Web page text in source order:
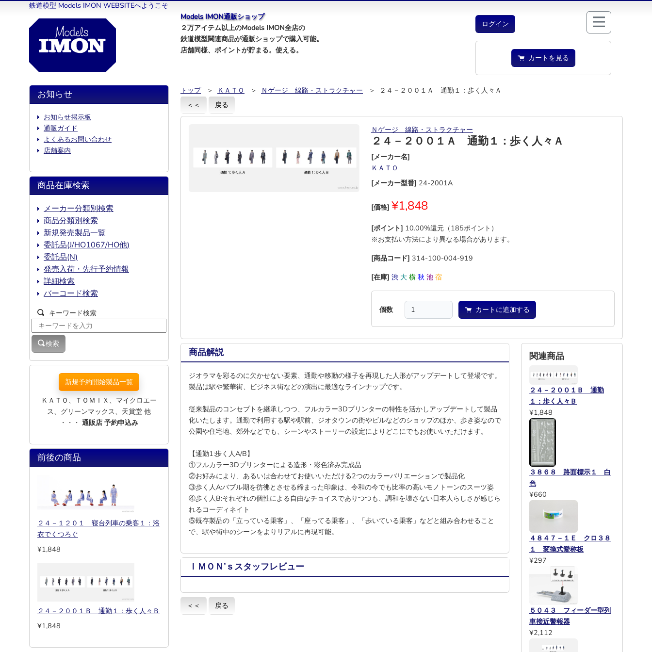
鉄道模型 Models IMON WEBSITEへようこそ
Models IMON通販ショップ
２万アイテム以上のModels IMON全店の
鉄道模型関連商品が通販ショップで購入可能。
店舗同様、ポイントが貯まる。使える。
ログイン
カートを見る
トップ ＞ ＫＡＴＯ ＞ Ｎゲージ 線路・ストラクチャー
＞ ２４－２００１Ａ 通勤１：歩く人々Ａ
＜＜
戻る
Ｎゲージ 線路・ストラクチャー
２４－２００１Ａ 通勤１：歩く人々Ａ
[メーカー名]
ＫＡＴＯ
[メーカー型番] 24-2001A
[価格] ¥1,848
[ポイント] 10.00%還元（185ポイント）
※お支払い方法により異なる場合があります。
[商品コード] 314-100-004-919
[在庫] 渋 大 横 秋 池 宿
個数 カートに追加する
商品解説
ジオラマを彩るのに欠かせない要素、通勤や移動の様子を再現した人形がアップデートして登場です。
製品は駅や繁華街、ビジネス街などの演出に最適なラインナップです。
従来製品のコンセプトを継承しつつ、フルカラー3Dプリンターの特性を活かしアップデートして製品
化いたします。通勤で利用する駅や駅前、ジオタウンの街やビルなどのショップのほか、歩き姿なので
公園や住宅地、郊外などでも、シーンやストーリーの設定によりどこにでもお使いいただけます。
【通勤1:歩く人A/B】
①フルカラー3Dプリンターによる造形・彩色済み完成品
②お好みにより、あるいは合わせてお使いいただける2つのカラーバリエーションで製品化
③歩く人A:バブル期を彷彿とさせる締まった印象は、令和の今でも比率の高いモノトーンのスーツ姿
④歩く人B:それぞれの個性による自由なチョイスでありつつも、調和を壊さない日本人らしさが感じら
れるコーディネイト
⑤既存製品の「立っている乗客」、「座ってる乗客」、「歩いている乗客」などと組み合わせること
で、駅や街中のシーンをよりリアルに再現可能。
ＩＭＯＮ’ｓスタッフレビュー
＜＜ 戻る
関連商品
２４－２００１Ｂ 通勤
１：歩く人々Ｂ
¥1,848
３８６８ 路面標示１ 白
色
¥660
４８４７－１Ｅ クロ３８
１ 変換式愛称板
¥297
５０４３ フィーダー型列
車接近警報器
¥2,112
お知らせ
お知らせ掲示板
通販ガイド
よくあるお問い合わせ
店舗案内
商品在庫検索
メーカー分類別検索
商品分類別検索
新規発売製品一覧
委託品(J/HO1067/HO他)
委託品(N)
発売入荷・先行予約情報
詳細検索
バーコード検索
キーワード検索
検索
新規予約開始製品一覧
ＫＡＴＯ、ＴＯＭＩＸ、マイクロエー
ス、グリーンマックス、天賞堂 他
・・・ 通販店 予約申込み
前後の商品
２４－１２０１ 寝台列車の乗客１：浴
衣でくつろぐ
¥1,848
２４－２００１Ｂ 通勤１：歩く人々Ｂ
¥1,848